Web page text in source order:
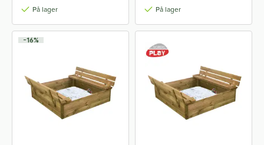
På lager På lager
-16%